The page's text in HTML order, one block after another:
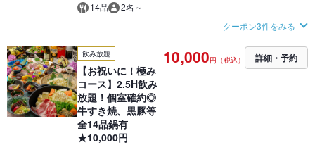
14品 2名～
クーポン3件をみる
飲み放題
【お祝いに！極み
コース】2.5H飲み
放題！個室確約◎
牛すき焼、黒豚等
全14品鍋有
★10,000円
10,000円（税込） 詳細・予約